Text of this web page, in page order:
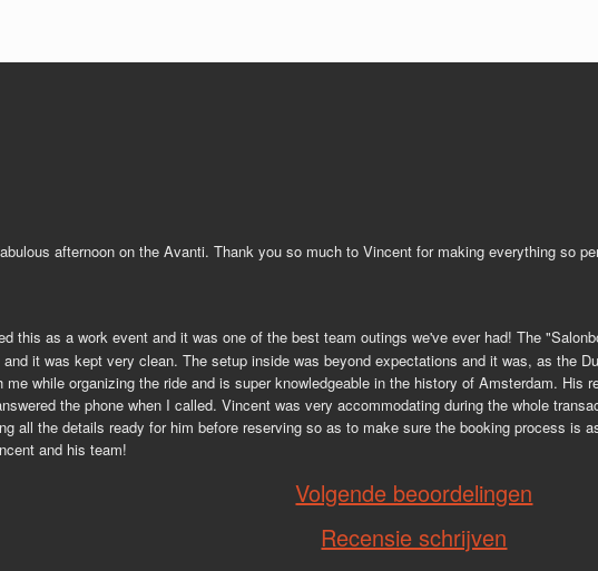
afternoon on the Avanti. Thank you so much to Vincent for making everything so
this as a work event and it was one of the best team outings we've ever had! The
it was kept very clean. The setup inside was beyond expectations and it was, as the
me while organizing the ride and is super knowledgeable in the history of Amsterdam.
the phone when I called. Vincent was very accommodating during the whole
all the details ready for him before reserving so as to make sure the booking process is
and his team!
Volgende beoordelingen
Recensie schrijven